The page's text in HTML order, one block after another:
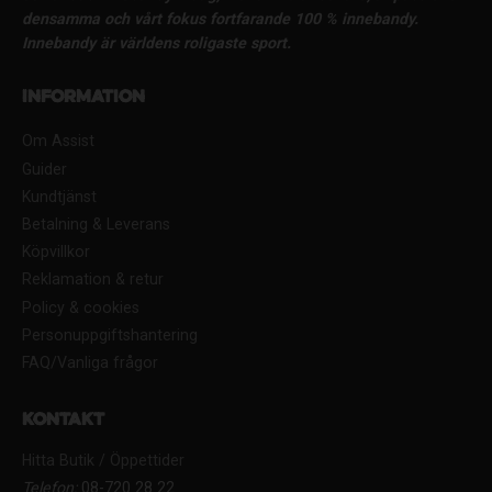
densamma och vårt fokus fortfarande 100 % innebandy.
Innebandy är världens roligaste sport.
Information
Om Assist
Guider
Kundtjänst
Betalning & Leverans
Köpvillkor
Reklamation & retur
Policy & cookies
Personuppgiftshantering
FAQ/Vanliga frågor
Kontakt
Hitta Butik / Öppettider
Telefon:08-720 28 22